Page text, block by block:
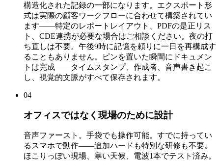
構造化された記録の一部になります。エクスポート形
式は実際の顧客ワークフローに合わせて構築されてい
ます——特定のレポートレイアウト、PDFの是正リス
ト、CDE連携が必要な場合はご相談ください。夜の打
ち直しは不要。午後9時に記憶を頼りに一日を再構成す
ることもありません。ピンを置いた瞬間にドキュメン
トは完成——タイムスタンプ、作成者、音声書き起こ
し、視覚的文脈がすべて保存されます。
04
オフィスではなく現場のために設計
音声ファースト。手袋でも操作可能。すでに持ってい
るスマホで動作——追加ハードも特別な研修も不要。
ほこりっぽい現場、寒い天候、電波1本でテスト済み。